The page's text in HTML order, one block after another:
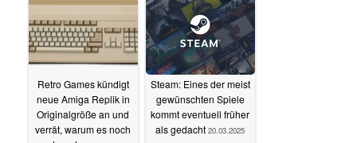
Retro Games kündigt
neue Amiga Replik in
Originalgröße an und
verrät, warum es noch
Steam: Eines der meist
gewünschten Spiele
kommt eventuell früher
als gedacht 20.03.2025